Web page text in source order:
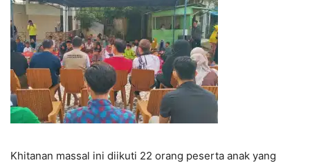
Khitanan massal ini diikuti 22 orang peserta anak yang